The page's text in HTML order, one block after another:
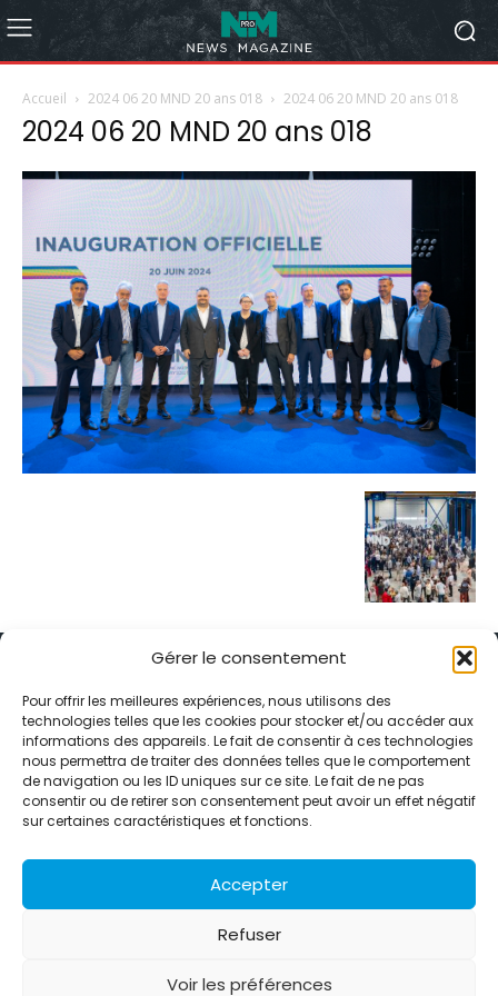
Gérer le consentement
Pour offrir les meilleures expériences, nous utilisons des
technologies telles que les cookies pour stocker et/ou accéder aux
informations des appareils. Le fait de consentir à ces technologies
nous permettra de traiter des données telles que le comportement
de navigation ou les ID uniques sur ce site. Le fait de ne pas
consentir ou de retirer son consentement peut avoir un effet négatif
sur certaines caractéristiques et fonctions.
Accepter
Refuser
Voir les préférences
Accueil 2024 06 20 MND 20 ans 018 2024 06 20 MND 20 ans 018
2024 06 20 MND 20 ans 018
Alternative Média est une agence de relations presse et de
relations publiques basée à Grenoble. Depuis 1995, elle conçoit et
pilote des stratégies de visibilité en France et à l’international
grâce à un réseau d’agences partenaires.